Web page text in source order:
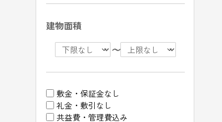
建物面積
〜
敷金・保証金なし
礼金・敷引なし
共益費・管理費込み